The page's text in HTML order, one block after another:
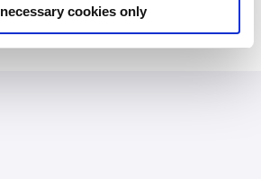
cookies only